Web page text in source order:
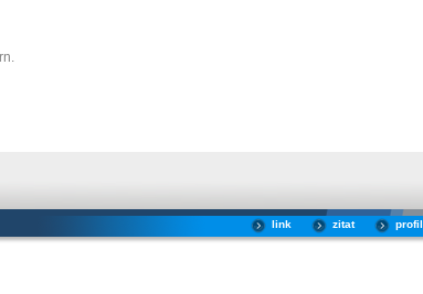
profil
zitat
link